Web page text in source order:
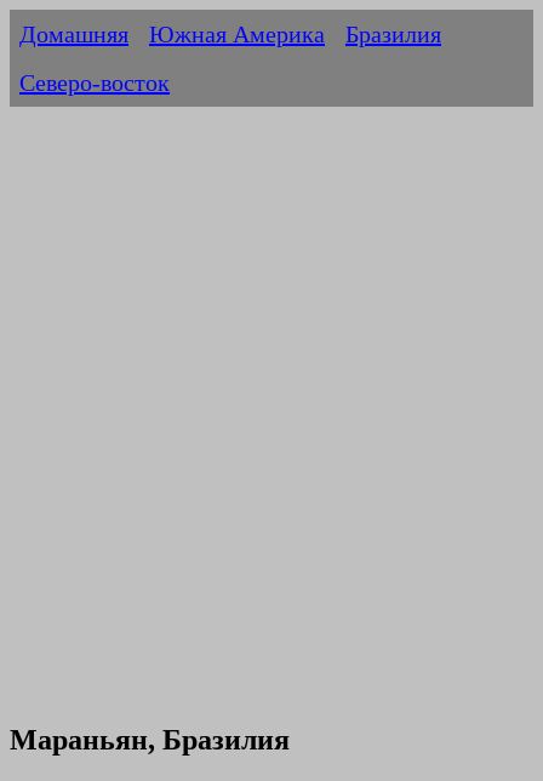
Домашняя Южная Америка
Бразилия
Северо-восток
Мараньян, Бразилия